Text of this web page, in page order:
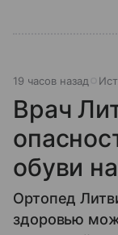
19 часов назад
Врач
обуви
Ортопед
здоровью